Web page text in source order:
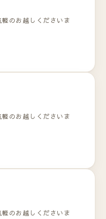
のお越しくださいま
のお越しくださいま
のお越しくださいま